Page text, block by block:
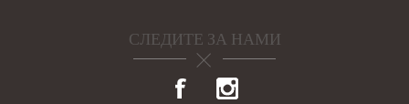
СЛЕДИТЕ ЗА НАМИ